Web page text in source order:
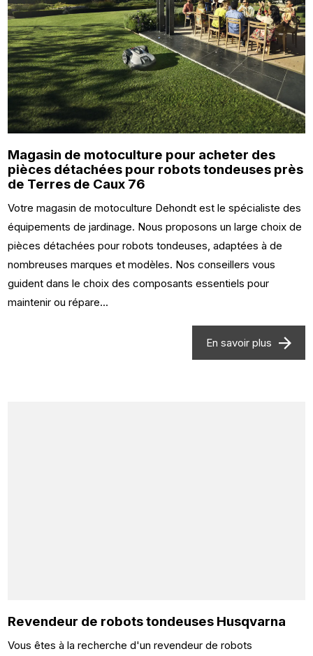
Magasin de motoculture pour acheter des
pièces détachées pour robots tondeuses près
de Terres de Caux 76
Votre magasin de motoculture Dehondt est le spécialiste des
équipements de jardinage. Nous proposons un large choix de
pièces détachées pour robots tondeuses, adaptées à de
nombreuses marques et modèles. Nos conseillers vous
guident dans le choix des composants essentiels pour
maintenir ou répare...
En savoir plus
Revendeur de robots tondeuses Husqvarna
Vous êtes à la recherche d'un revendeur de robots